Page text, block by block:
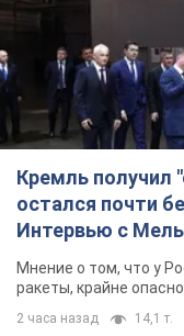
Интервью с
Мнение о том, что у
ракеты, крайне
2 часа назад 14,1 т.
Украина
поставке ракет
Зеленский
партнерами